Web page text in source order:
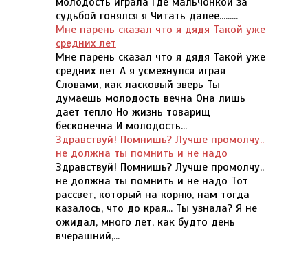
судьбой гонялся я Читать далее.........
Мне парень сказал что я дядя Такой уже
средних лет
Мне парень сказал что я дядя Такой уже
средних лет А я усмехнулся играя
Словами, как ласковый зверь Ты
думаешь молодость вечна Она лишь
дает тепло Но жизнь товарищ
бесконечна И молодость...
Здравствуй! Помнишь? Лучше промолчу..
не должна ты помнить и не надо
Здравствуй! Помнишь? Лучше промолчу..
не должна ты помнить и не надо Тот
рассвет, который на корню, нам тогда
казалось, что до края... Ты узнала? Я не
ожидал, много лет, как будто день
вчерашний,...